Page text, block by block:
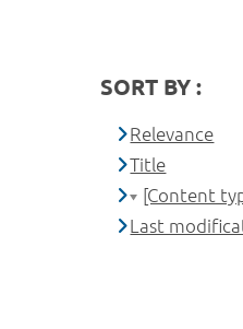
SORT BY :
Relevance
Title
[Content
Last